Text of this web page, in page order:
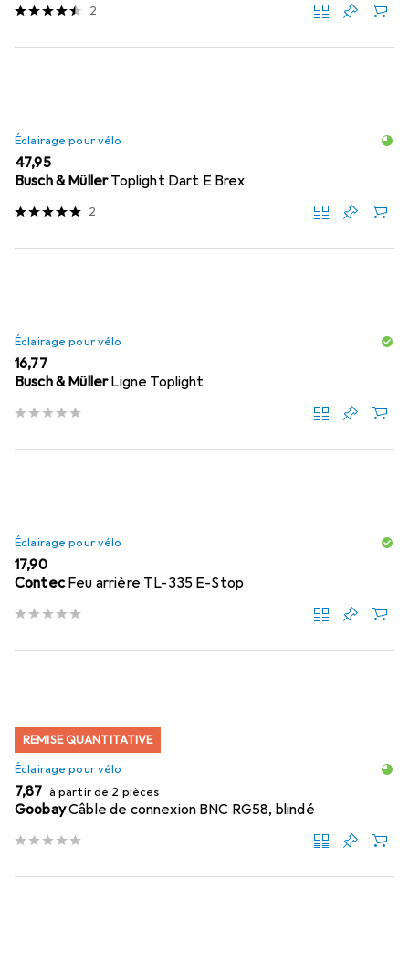
2
Éclairage pour vélo
EUR
47,95
Busch & MüllerToplight Dart E Brex
2
Éclairage pour vélo
EUR
16,77
Busch & MüllerLigne Toplight
Éclairage pour vélo
EUR
17,90
Contec Feu arrière TL-335 E-Stop
REMISE QUANTITATIVE
Éclairage pour vélo
EUR
7,87 à partir de 2 pièces
GoobayCâble de connexion BNC RG58, blindé